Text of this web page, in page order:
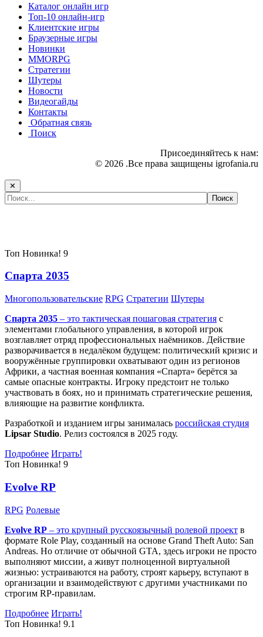
Каталог онлайн игр
Топ-10 онлайн-игр
Клиентские игры
Браузерные игры
Новинки
MMORPG
Стратегии
Шутеры
Новости
Видеогайды
Контакты
Обратная связь
Поиск
Присоединяйтесь к нам:
© 2026 .Все права защищены igrofania.ru
✕
Топ Новинка! 9
Спарта 2035
Многопользовательские RPG Стратегии Шутеры
Спарта 2035 – это тактическая пошаговая стратегия с
элементами глобального управления, в которой игрок
возглавляет отряд профессиональных наёмников. Действие
разворачивается в недалёком будущем: политический кризис и
вооружённые группировки охватывают один из регионов
Африки, а частная военная компания «Спарта» берётся за
самые опасные контракты. Игроку предстоит не только
участвовать в боях, но и принимать стратегические решения,
влияющие на развитие конфликта.
Разработкой и изданием игры занималась российская студия
Lipsar Studio. Релиз состоялся в 2025 году.
Подробнее Играть!
Топ Новинка! 9
Evolve RP
RPG Ролевые
Evolve RP – это крупный русскоязычный ролевой проект в
формате Role Play, созданный на основе Grand Theft Auto: San
Andreas. Но отличие от обычной GTA, здесь игроки не просто
выполняют миссии, а живут полноценной виртуальной
жизнью: устраиваются на работу, строят карьеру, вступают в
организации и взаимодействуют с другими участниками по
строгим RP-правилам.
Подробнее Играть!
Топ Новинка! 9.1